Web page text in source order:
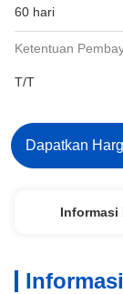
60 hari
Ketentuan
T/T
Dapatkan
Informasi